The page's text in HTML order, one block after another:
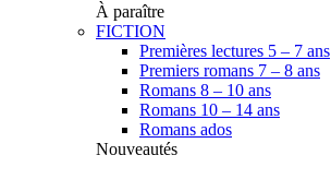
À paraître
FICTION
Premières lectures 5 – 7 ans
Premiers romans 7 – 8 ans
Romans 8 – 10 ans
Romans 10 – 14 ans
Romans ados
Nouveautés